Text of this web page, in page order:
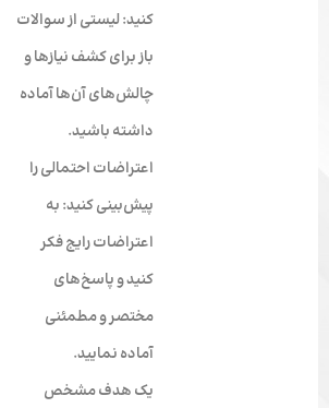
کنید: لیستی از سوالات
باز برای کشف نیازها و
چالش‌های آن‌ها آماده
داشته باشید.
اعتراضات احتمالی را
پیش‌بینی کنید: به
اعتراضات رایج فکر
کنید و پاسخ‌های
مختصر و مطمئنی
آماده نمایید.
یک هدف مشخص